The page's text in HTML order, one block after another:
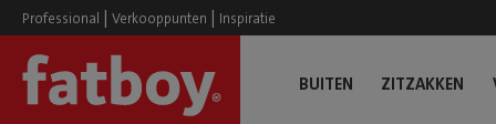
Professional | Verkooppunten | Inspiratie
BUITEN ZITZAKKEN